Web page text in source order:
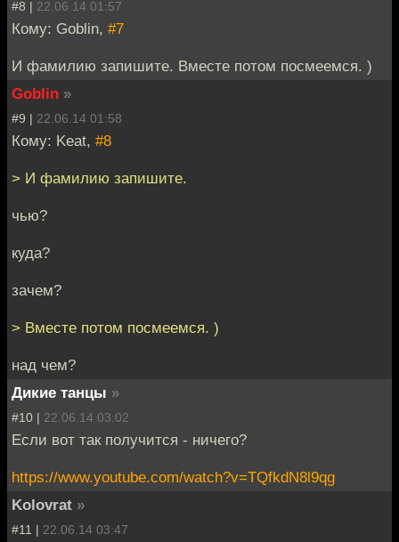
#8 | 22.06.14 01:57
Кому: Goblin, #7
И фамилию запишите. Вместе потом посмеемся. )
Goblin »
#9 | 22.06.14 01:58
Кому: Keat, #8
> И фамилию запишите.
чью?
куда?
зачем?
> Вместе потом посмеемся. )
над чем?
Дикие танцы »
#10 | 22.06.14 03:02
Если вот так получится - ничего?
https://www.youtube.com/watch?v=TQfkdN8l9qg
Kolovrat »
#11 | 22.06.14 03:47